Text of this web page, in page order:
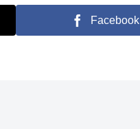
Facebook